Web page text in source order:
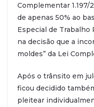
Complementar 1.197/
de apenas 50% ao
Especial de Trabalho
na decisão que a
moldes” da Lei
Após o trânsito em
ficou decidido
pleitear